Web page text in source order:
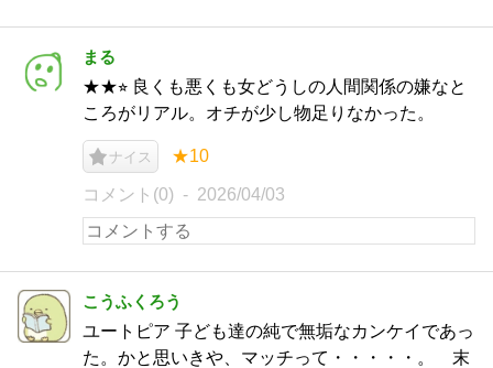
まる
★★⭐︎ 良くも悪くも女どうしの人間関係の嫌なと
ころがリアル。オチが少し物足りなかった。
ナイス ★10
コメント(0) 2026/04/03
こうふくろう
ユートピア 子ども達の純で無垢なカンケイであっ
た。かと思いきや、マッチって・・・・・。 末